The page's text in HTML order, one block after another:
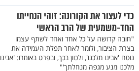
כדי לעצור את הקורונה: זוהי הנחייתו
החד-משמעית של הרב הראשי
"חובה קדושה על כל אחד ואחד לשתף עצמו
בצרת הציבור, ולומר לאחר תפלת העמידה את
נוסח 'אבינו מלכנו', ולכוון בכך, ובפרט באומרו: 'אבינו
מלכנו מנע מגפה מנחלתך'"